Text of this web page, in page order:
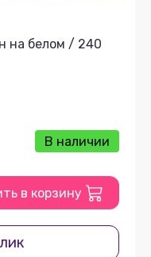
на белом / 240
В наличии
в корзину